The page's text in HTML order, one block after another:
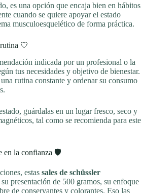
es una opción que encaja bien en hábitos
cuando se quiere apoyar el estado
musculoesquelético de forma práctica.
🤍
indicada por un profesional o la
tus necesidades y objetivo de bienestar.
rutina constante y ordenar su consumo
guárdalas en un lugar fresco, seco y
tal como se recomienda para este
en la confianza 🛡️
estas sales de schüssler
presentación de 500 gramos, su enfoque
de conservantes y colorantes. Eso las